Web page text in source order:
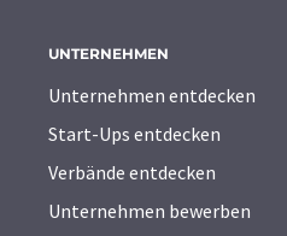
UNTERNEHMEN
Unternehmen entdecken
Start-Ups entdecken
Verbände entdecken
Unternehmen bewerben